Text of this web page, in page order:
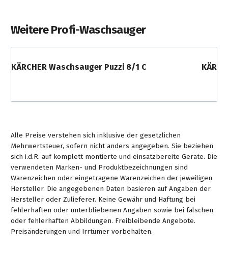
Weitere Profi-Waschsauger
KÄRCHER Waschsauger Puzzi 8/1 C
Alle Preise verstehen sich inklusive der gesetzlichen
Mehrwertsteuer, sofern nicht anders angegeben. Sie beziehen
sich i.d.R. auf komplett montierte und einsatzbereite Geräte. Die
verwendeten Marken- und Produktbezeichnungen sind
Warenzeichen oder eingetragene Warenzeichen der jeweiligen
Hersteller. Die angegebenen Daten basieren auf Angaben der
Hersteller oder Zulieferer. Keine Gewähr und Haftung bei
fehlerhaften oder unterbliebenen Angaben sowie bei falschen
oder fehlerhaften Abbildungen. Freibleibende Angebote.
Preisänderungen und Irrtümer vorbehalten.